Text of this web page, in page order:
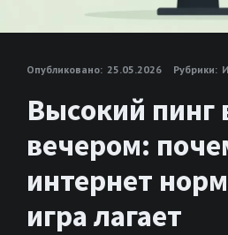
Опубликовано: 25.05.2026 Рубрики:
Высокий пинг
вечером:
интернет
игра лагает